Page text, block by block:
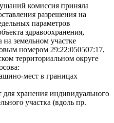
комиссия приняла
разрешения на
параметров
здравоохранения,
на земельном участке
номером 29:22:050507:17,
территориальном округе
мест в границах
хранения индивидуального
участка (вдоль пр.